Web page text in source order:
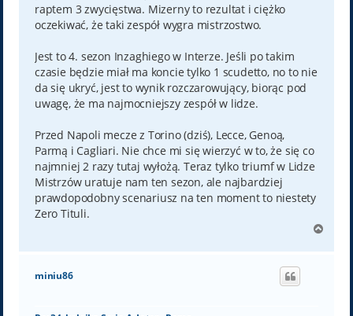
raptem 3 zwycięstwa. Mizerny to rezultat i ciężko
oczekiwać, że taki zespół wygra mistrzostwo.
Jest to 4. sezon Inzaghiego w Interze. Jeśli po takim
czasie będzie miał ma koncie tylko 1 scudetto, no to nie
da się ukryć, jest to wynik rozczarowujący, biorąc pod
uwagę, że ma najmocniejszy zespół w lidze.
Przed Napoli mecze z Torino (dziś), Lecce, Genoą,
Parmą i Cagliari. Nie chce mi się wierzyć w to, że się co
najmniej 2 razy tutaj wyłożą. Teraz tylko triumf w Lidze
Mistrzów uratuje nam ten sezon, ale najbardziej
prawdopodobny scenariusz na ten moment to niestety
Zero Tituli.
g
miniu86